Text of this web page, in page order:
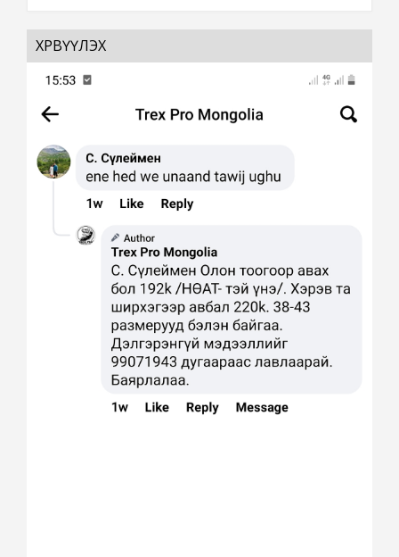
ХӨРВҮҮЛЭХ